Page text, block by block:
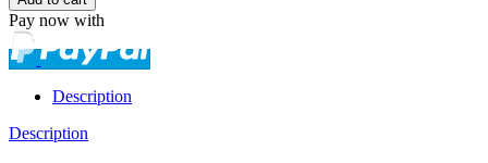
Pay now with
Description
Description